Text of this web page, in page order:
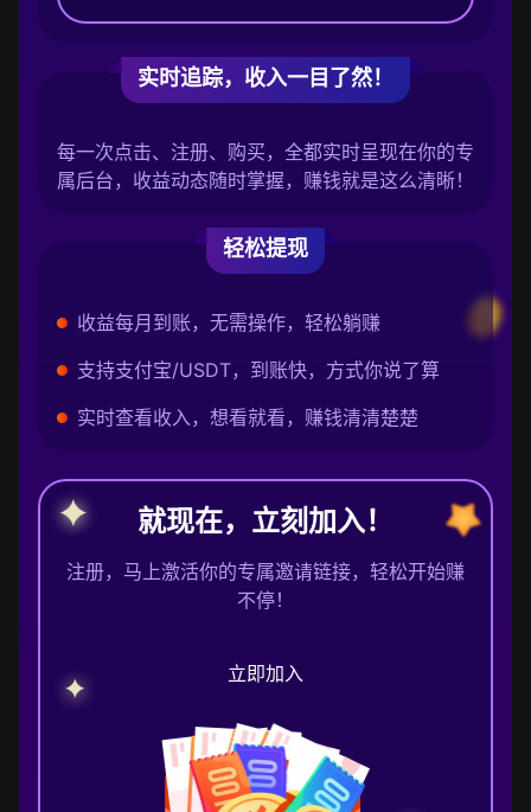
实时追踪，收入一目了然！
每一次点击、注册、购买，全都实时呈现在你的专
属后台，收益动态随时掌握，赚钱就是这么清晰！
轻松提现
收益每月到账，无需操作，轻松躺赚
支持支付宝/USDT，到账快，方式你说了算
实时查看收入，想看就看，赚钱清清楚楚
就现在，立刻加入！
注册，马上激活你的专属邀请链接，轻松开始赚
不停！
立即加入